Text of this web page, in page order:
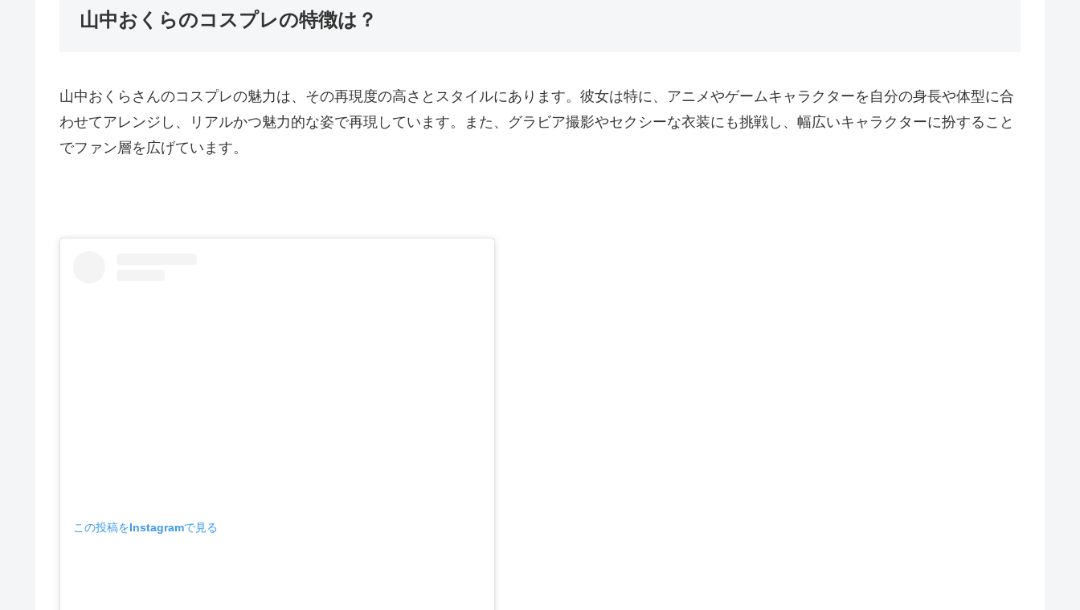
山中おくらのコスプレの特徴は？
山中おくらさんのコスプレの魅力は、その再現度の高さとスタイルにあります。彼女は特に、アニメやゲームキャラクターを自分の身長や体型に合
わせてアレンジし、リアルかつ魅力的な姿で再現しています。また、グラビア撮影やセクシーな衣装にも挑戦し、幅広いキャラクターに扮すること
でファン層を広げています。
この投稿をInstagramで見る